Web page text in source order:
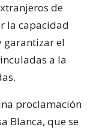
de
la capacidad
garantizar el
a la
proclamación
Blanca, que se